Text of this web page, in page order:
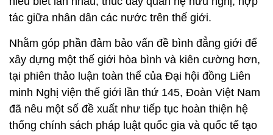
tác giữa nhân dân các nước trên thế giới.
Nhằm góp phần đảm bảo vấn đề bình đẳng giới để
xây dựng một thế giới hòa bình và kiên cường hơn,
tại phiên thảo luận toàn thể của Đại hội đồng Liên
minh Nghị viện thế giới lần thứ 145, Đoàn Việt Nam
đã nêu một số đề xuất như tiếp tục hoàn thiện hệ
thống chính sách pháp luật quốc gia và quốc tế tạo